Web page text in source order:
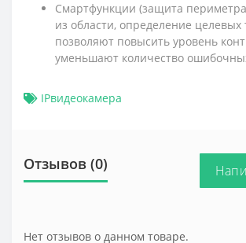
Смартфункции (защита
из области, определение целевых
позволяют повысить уровень
уменьшают количество
IPвидеокамера
Отзывов (0)
Нет отзывов о данном товаре.